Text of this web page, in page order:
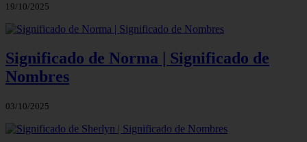
19/10/2025
Significado de Norma | Significado de
Nombres
03/10/2025